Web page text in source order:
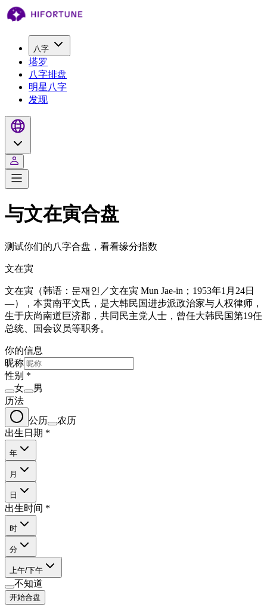
八字
塔罗
八字排盘
明星八字
发现
与文在寅合盘
测试你们的八字合盘，看看缘分指数
文在寅
文在寅（韩语：문재인／文在寅 Mun Jae-in；1953年1月24日
—），本贯南平文氏，是大韩民国进步派政治家与人权律师，
生于庆尚南道巨济郡，共同民主党人士，曾任大韩民国第19任
总统、国会议员等职务。
你的信息
昵称
性别 *
女
男
历法
公历
农历
出生日期 *
年
月
日
出生时间 *
时
分
上午/下午
不知道
开始合盘